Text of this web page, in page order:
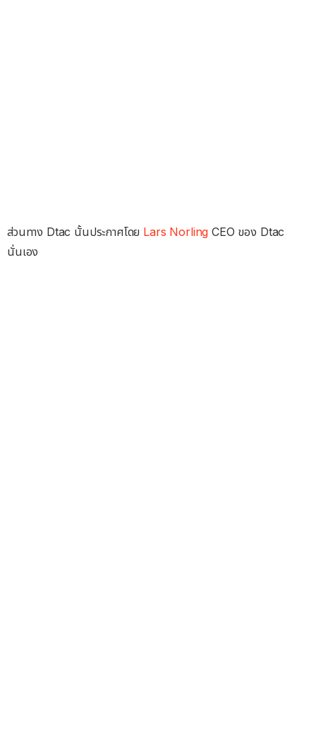
ส่วนทาง Dtac นั้นประกาศโดย Lars Norling CEO ของ Dtac
นั่นเอง